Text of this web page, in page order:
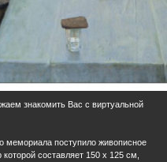
Ульяновский государственный
академический симфонический
оркестр
знакомить Вас с виртуальной
поступило живописное
составляет 150 х 125 см,